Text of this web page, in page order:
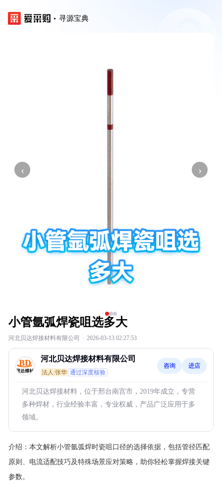
寻源宝典
‹ ›
小管氩弧焊瓷咀选多大
河北贝达焊接材料有限公司 · 2026-03-13 02:27:53
河北贝达焊接材料有限公司
法人:张华 通过深度核验
咨询 进店
河北贝达焊接材料，位于邢台南宫市，2019年成立，专营
多种焊材，行业经验丰富，专业权威，产品广泛应用于多
领域。
介绍： 本文解析小管氩弧焊时瓷咀口径的选择依据，包括管径匹配
原则、电流适配技巧及特殊场景应对策略，助你轻松掌握焊接关键
参数。